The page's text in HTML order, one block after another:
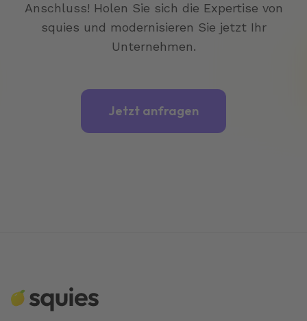
Anschluss! Holen Sie sich die Expertise von
squies und modernisieren Sie jetzt Ihr
Unternehmen.
Jetzt anfragen